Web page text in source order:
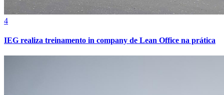
4
IEG realiza treinamento in company de Lean Office na prática